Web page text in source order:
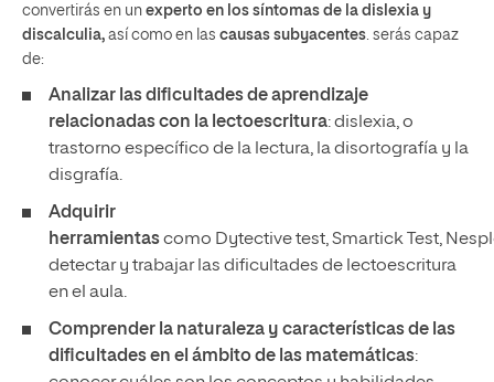
convertirás en un experto en los síntomas de la dislexia y
discalculia, así como en las causas subyacentes. serás capaz
de:
Analizar las dificultades de aprendizaje
relacionadas con la lectoescritura: dislexia, o
trastorno específico de la lectura, la disortografía y la
disgrafía.
Adquirir
herramientascomo Dytective test, Smartick Test,
detectar y trabajar las dificultades de lectoescritura
en el aula.
Comprender la naturaleza y características de las
dificultades en el ámbito de las matemáticas: